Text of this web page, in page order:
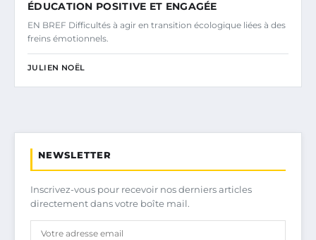
ÉDUCATION POSITIVE ET ENGAGÉE
EN BREF Difficultés à agir en transition écologique liées à des
freins émotionnels.
JULIEN NOËL
NEWSLETTER
Inscrivez-vous pour recevoir nos derniers articles
directement dans votre boîte mail.